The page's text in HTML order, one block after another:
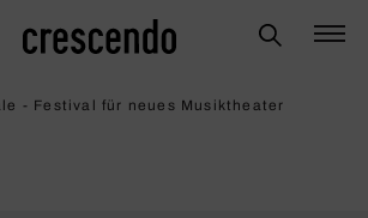
- Festival für neues Musiktheater